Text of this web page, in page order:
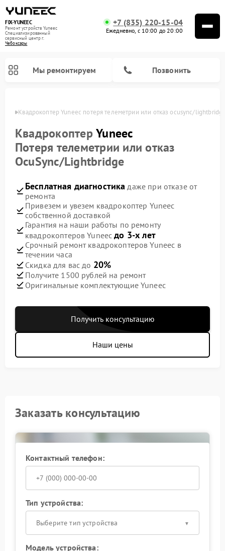
FIX-YUNEEC
Ремонт устройств Yuneec
Специализированный
cервисный центр г.
Чебоксары
+7 (835) 220-15-04
Ежедневно, с 10:00 до 20:00
Мы ремонтируем Позвонить
Квадрокоптер Yuneec потеря телеметрии или отказ ocusync/
КвадрокоптерYuneec
Потеря телеметрии или отказ
OcuSync/Lightbridge
Бесплатная диагностика даже при отказе от
ремонта
Привезем и увезем квадрокоптер Yuneec
собственной доставкой
Гарантия на наши работы по ремонту
квадрокоптеров Yuneecдо 3-х лет
Срочный ремонт квадрокоптеров Yuneec в
течении часа
Скидка для вас до 20%
Получите 1500 рублей на ремонт
Оригинальные комплектующие Yuneec
Получить консультацию
Наши цены
Заказать консультацию
Контактный телефон:
Тип устройства:
Выберите тип устройства
Модель устройства: